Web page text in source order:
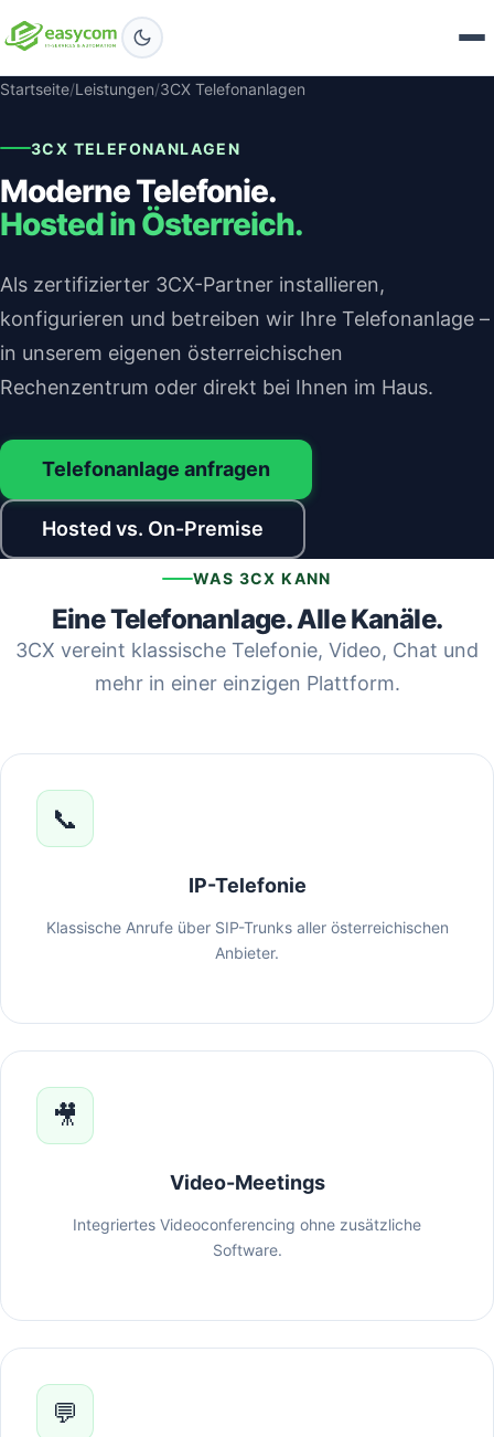
Startseite/Leistungen/3CX Telefonanlagen
3CX TELEFONANLAGEN
Moderne Telefonie.
Hosted in Österreich.
Als zertifizierter 3CX-Partner installieren,
konfigurieren und betreiben wir Ihre Telefonanlage –
in unserem eigenen österreichischen
Rechenzentrum oder direkt bei Ihnen im Haus.
Telefonanlage anfragen
Hosted vs. On-Premise
WAS 3CX KANN
Eine Telefonanlage. Alle Kanäle.
3CX vereint klassische Telefonie, Video, Chat und
mehr in einer einzigen Plattform.
📞
IP-Telefonie
Klassische Anrufe über SIP-Trunks aller österreichischen
Anbieter.
🎥
Video-Meetings
Integriertes Videoconferencing ohne zusätzliche
Software.
💬